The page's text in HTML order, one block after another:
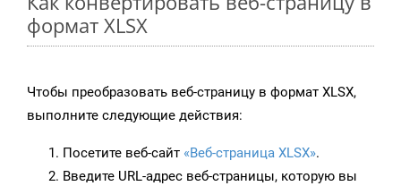
формат XLSX
Чтобы преобразовать веб-страницу в формат XLSX,
выполните следующие действия:
Посетите веб-сайт «Веб-страница XLSX».
Введите URL-адрес веб-страницы, которую вы